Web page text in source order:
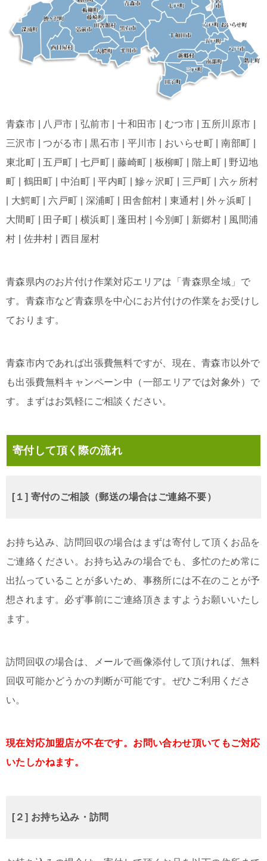
青森市 | 八戸市 | 弘前市 | 十和田市 | むつ市 | 五所川原市 |
三沢市 | つがる市 | 黒石市 | 平川市 | おいらせ町 | 南部町 |
東北町 | 五戸町 | 七戸町 | 藤崎町 | 板柳町 | 階上町 | 野辺地
町 | 鶴田町 | 中泊町 | 平内町 | 鰺ヶ沢町 | 三戸町 | 六ヶ所村
| 大鰐町 | 六戸町 | 深浦町 | 田舎館村 | 東通村 | 外ヶ浜町 |
大間町 | 田子町 | 横浜町 | 蓬田村 | 今別町 | 新郷村 | 風間浦
村 | 佐井村 | 西目屋村
青森県内のお片付け作業対応エリアは「青森県全域」で
す。青森市など青森県を中心にお片付けの作業をお受けし
ております。
青森市内であれば出張費無料ですが、現在、青森市以外で
も出張費無料キャンペーン中（一部エリアでは対象外）で
す。まずはお気軽にご相談ください。
寄付して頂く際の流れ
[１] 寄付のご相談（郵送の場合はご連絡不要）
お持ち込み、訪問回収の場合はまずは寄付して頂くお品を
ご連絡ください。お持ち込みの場合でも、多忙のため常に
出払っていることが多いため、事務所には不在のことが予
想されます。必ず事前にご連絡頂きますようお願いいたし
ます。
訪問回収の場合は、メールで画像添付して頂ければ、無料
回収可能かどうかの判断が可能です。ぜひご利用くださ
い。
現在対応加盟店が不在です。お問い合わせ頂いてもご対応
いたしかねます。
[２] お持ち込み・訪問